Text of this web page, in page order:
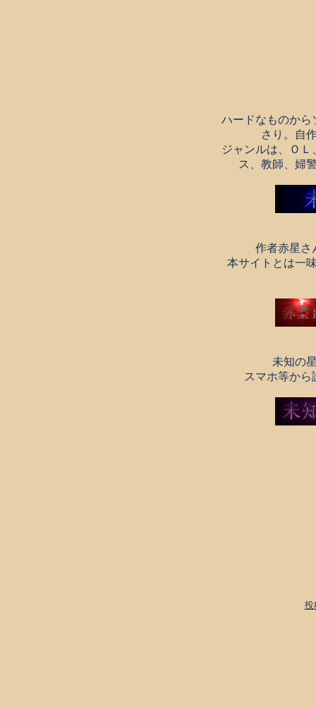
ハードなものから
さり。自
ジャンルは、Ｏ
ス、教師、婦
作者赤星さ
本サイトとは一
未知の
スマホ等か
投